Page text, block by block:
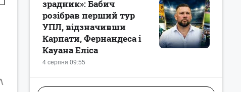
4 серпня 09:55
зрадник»: Бабич
розібрав перший тур
УПЛ, відзначивши
Карпати, Фернандеса і
Кауана Еліса